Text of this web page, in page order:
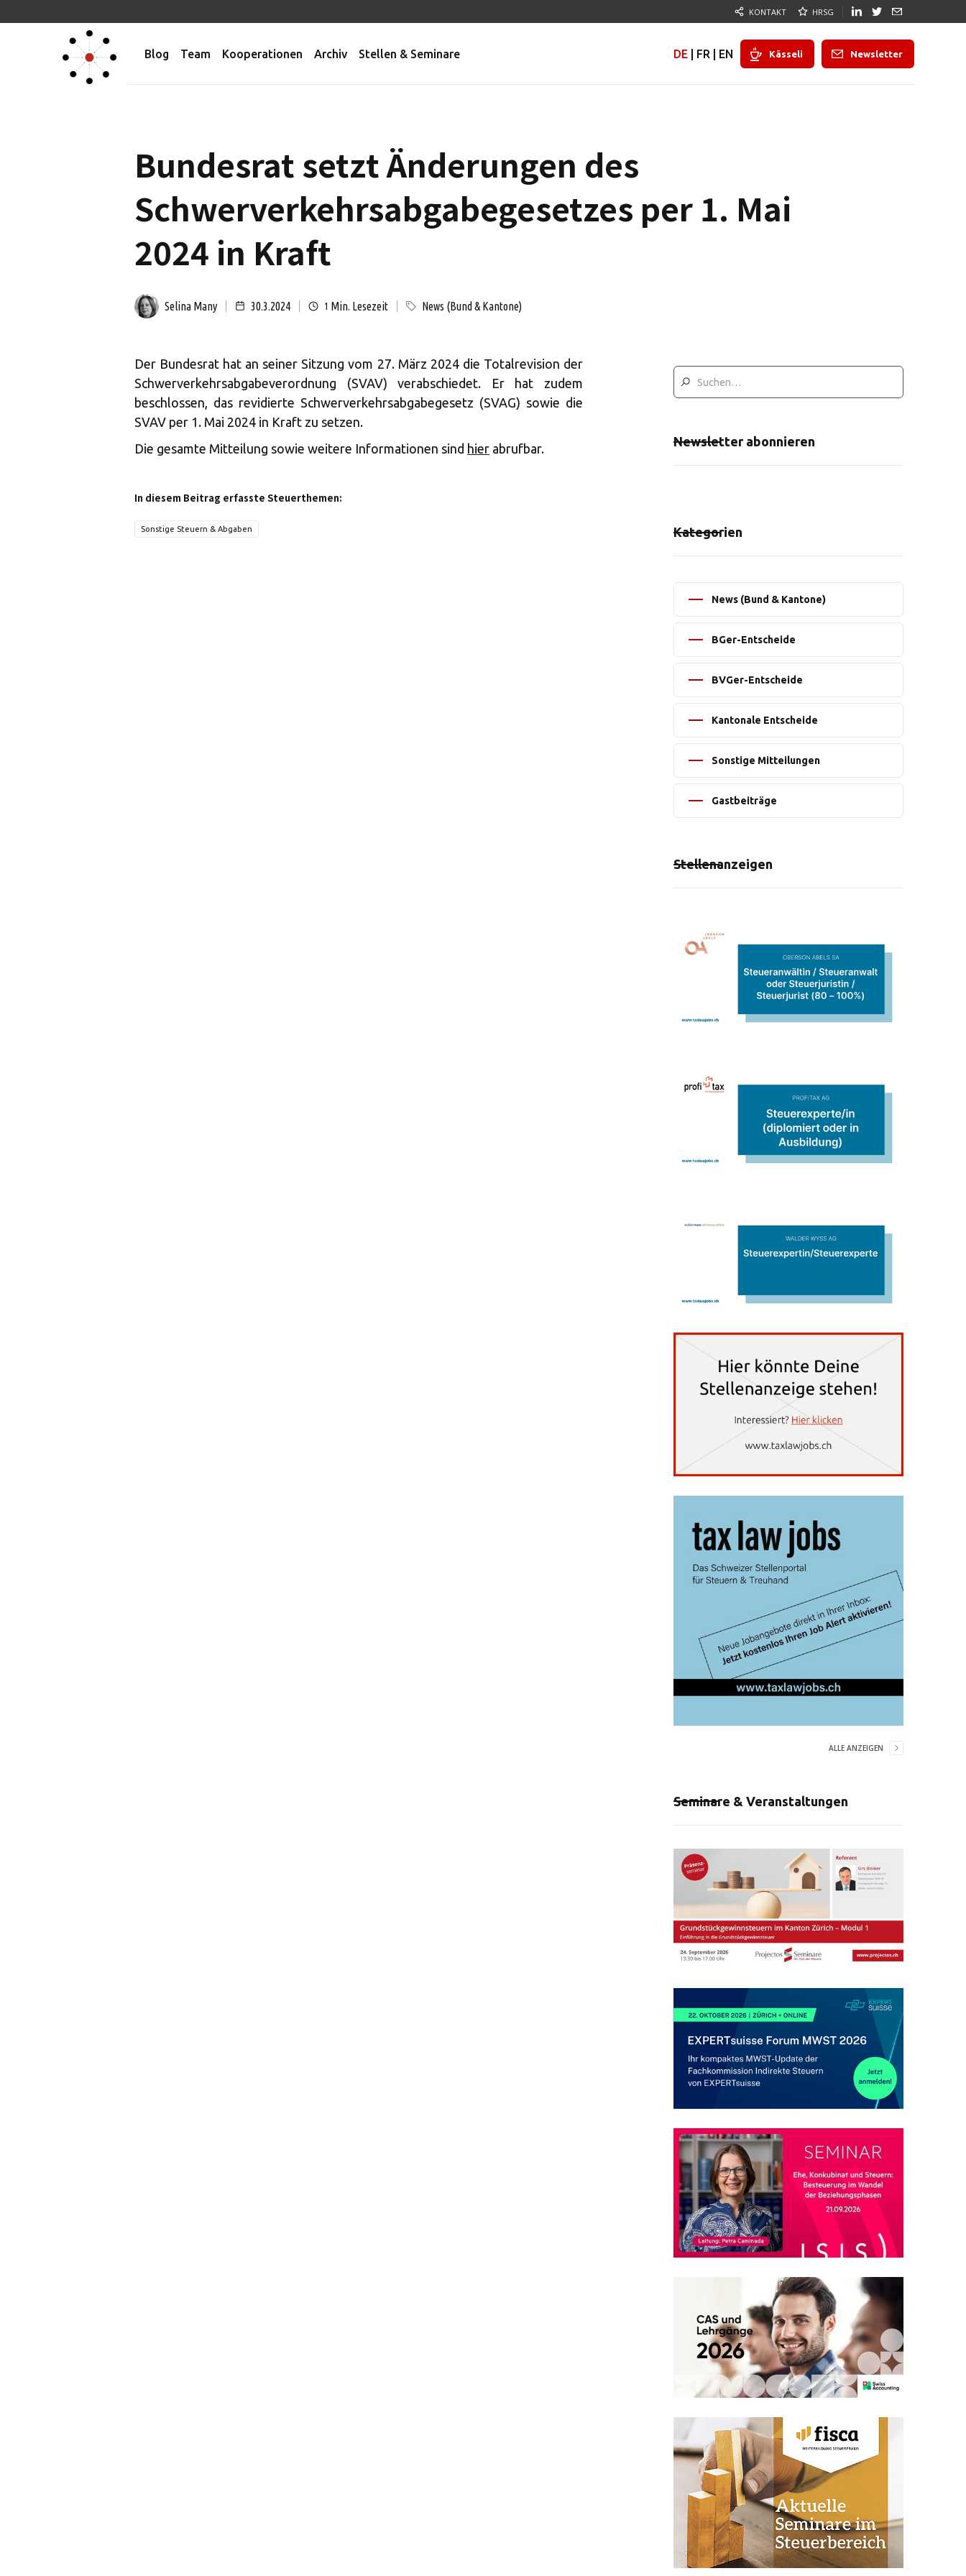
KONTAKT HRSG
Blog Team Kooperationen Archiv Stellen & Seminare DE FR EN Kässeli Newsletter
Bundesrat setzt Änderungen des
Schwerverkehrsabgabegesetzes per 1. Mai
2024 in Kraft
Selina Many 30.3.2024 1 Min. Lesezeit News (Bund & Kantone)
Der Bundesrat hat an seiner Sitzung vom 27. März 2024 die Totalrevision der
Schwerverkehrsabgabeverordnung (SVAV) verabschiedet. Er hat zudem
beschlossen, das revidierte Schwerverkehrsabgabegesetz (SVAG) sowie die
SVAV per 1. Mai 2024 in Kraft zu setzen.
Die gesamte Mitteilung sowie weitere Informationen sind hier abrufbar.
In diesem Beitrag erfasste Steuerthemen:
Sonstige Steuern & Abgaben
Newsletter abonnieren
Kategorien
News (Bund & Kantone)
BGer-Entscheide
BVGer-Entscheide
Kantonale Entscheide
Sonstige Mitteilungen
Gastbeiträge
Stellenanzeigen
ALLE ANZEIGEN
Seminare & Veranstaltungen